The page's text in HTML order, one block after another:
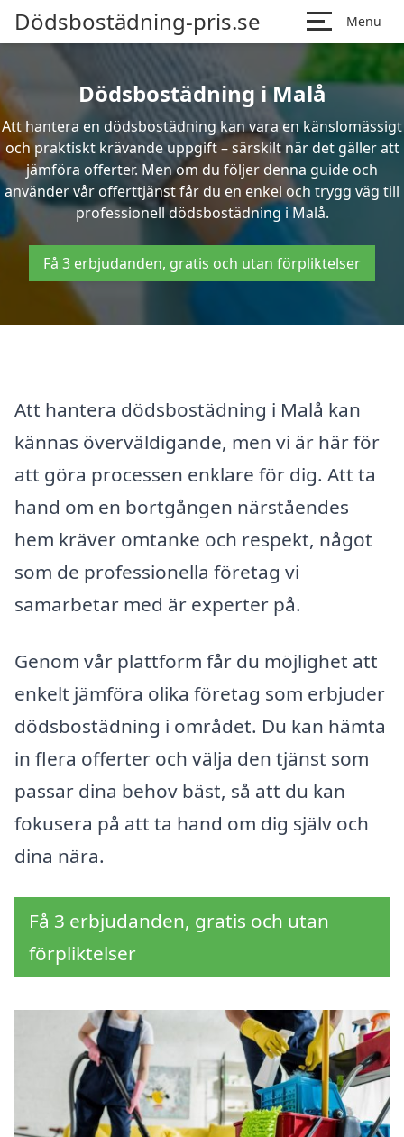
Dödsbostädning-pris.se Menu
Dödsbostädning i Malå
Att hantera en dödsbostädning kan vara en känslomässigt
och praktiskt krävande uppgift – särskilt när det gäller att
jämföra offerter. Men om du följer denna guide och
använder vår offerttjänst får du en enkel och trygg väg till
professionell dödsbostädning i Malå.
Få 3 erbjudanden, gratis och utan förpliktelser
Att hantera dödsbostädning i Malå kan
kännas överväldigande, men vi är här för
att göra processen enklare för dig. Att ta
hand om en bortgången närståendes
hem kräver omtanke och respekt, något
som de professionella företag vi
samarbetar med är experter på.
Genom vår plattform får du möjlighet att
enkelt jämföra olika företag som erbjuder
dödsbostädning i området. Du kan hämta
in flera offerter och välja den tjänst som
passar dina behov bäst, så att du kan
fokusera på att ta hand om dig själv och
dina nära.
Få 3 erbjudanden, gratis och utan
förpliktelser